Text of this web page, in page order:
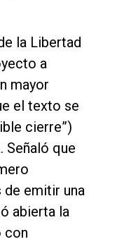
la Libertad
a
mayor
el texto se
cierre”)
Señaló que
emitir una
abierta la
con